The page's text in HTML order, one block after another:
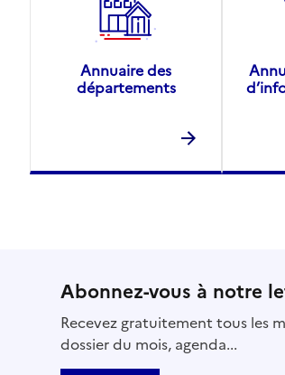
Annuaire des
départements
Abonnez-vous à notre
Recevez gratuitement tous les
dossier du mois, agenda...